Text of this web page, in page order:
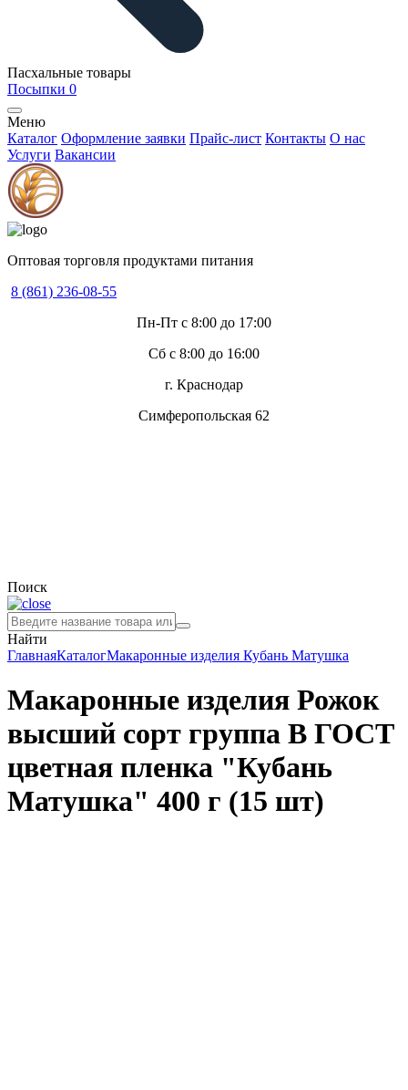
Пасхальные товары
Посыпки 0
Меню
Каталог Оформление заявки Прайс-лист Контакты О нас
Услуги Вакансии
Оптовая торговля продуктами питания
8 (861) 236-08-55
Пн-Пт с 8:00 до 17:00
Сб с 8:00 до 16:00
г. Краснодар
Симферопольская 62
Поиск
Найти
ГлавнаяКаталогМакаронные изделия Кубань Матушка
Макаронные изделия Рожок
высший сорт группа В ГОСТ
цветная пленка "Кубань
Матушка" 400 г (15 шт)